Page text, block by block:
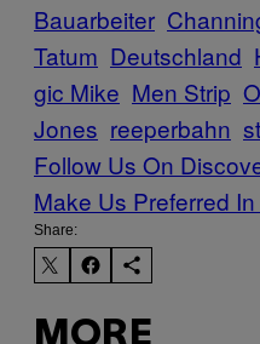
Bauarbeiter
Tatum Deutschland
gic Mike Men Strip
Jones reeperbahn
Follow Us On
Make Us Preferred
Share:
MORE